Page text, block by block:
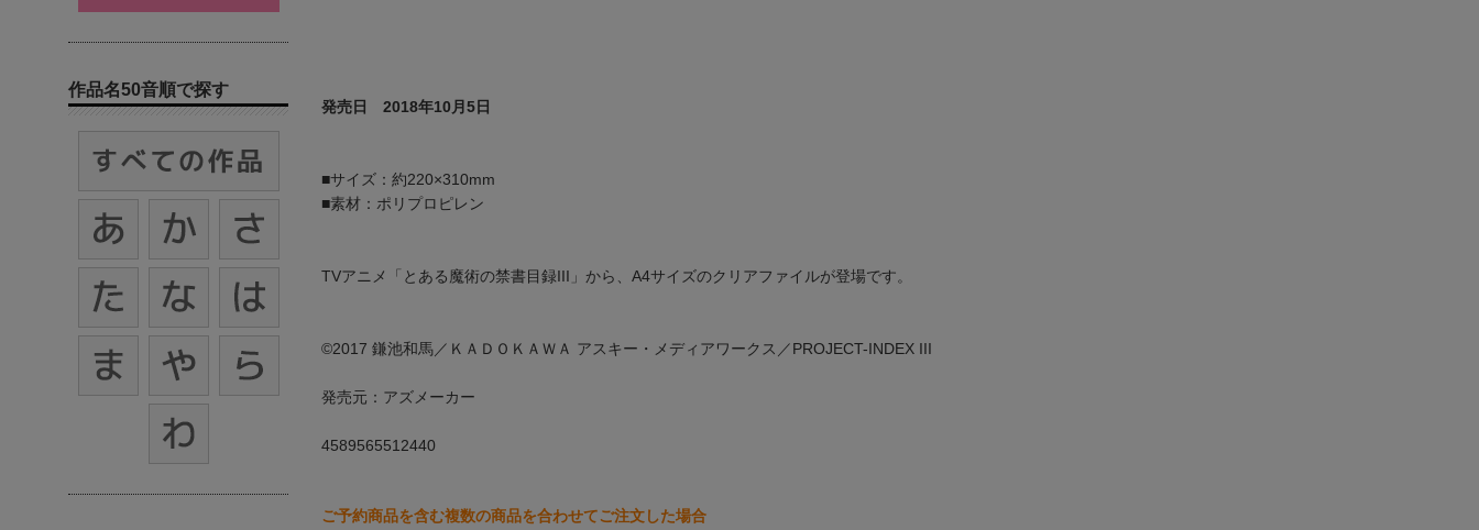
発売日 2018年10月5日
■サイズ：約220×310mm
■素材：ポリプロピレン
TVアニメ「とある魔術の禁書目録III」から、A4サイズのクリアファイルが登場です。
©2017 鎌池和馬／ＫＡＤＯＫＡＷＡ アスキー・メディアワークス／PROJECT-INDEX III
発売元：アズメーカー
4589565512440
ご予約商品を含む複数の商品を合わせてご注文した場合
作品名50音順で探す